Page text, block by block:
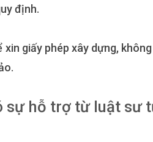
định.
xin giấy phép xây dựng,
sự hỗ trợ từ luật sư